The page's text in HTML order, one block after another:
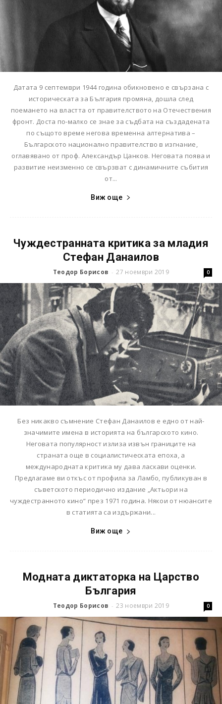
Датата 9 септември 1944 година обикновено е свързана с
историческата за България промяна, дошла след
поемането на властта от правителството на Отечествения
фронт. Доста по-малко се знае за съдбата на създадената
по същото време негова временна алтернатива –
Българското национално правителство в изгнание,
оглавявано от проф. Александър Цанков. Неговата поява и
развитие неизменно се свързват с динамичните събития
от...
Виж още
Чуждестранната критика за младия
Стефан Данаилов
Теодор Борисов - 27 ноември 2019 0
Без никакво съмнение Стефан Данаилов е едно от най-
значимите имена в историята на българското кино.
Неговата популярност излиза извън границите на
страната още в социалистическата епоха, а
международната критика му дава ласкави оценки.
Предлагаме ви откъс от профила за Ламбо, публикуван в
съветското периодично издание „Актьори на
чуждестранното кино“ през 1971 година. Някои от нюансите
в статията са издържани...
Виж още
Модната диктаторка на Царство
България
Теодор Борисов - 23 ноември 2019 0